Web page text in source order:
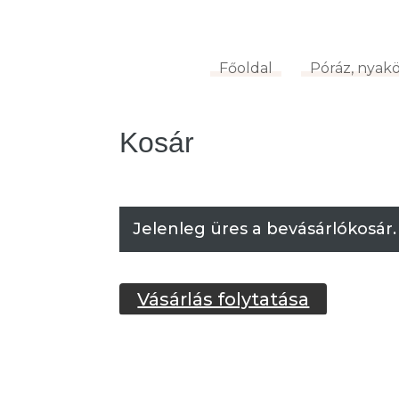
Főoldal Póráz,
Kosár
Jelenleg üres a bevásárlókosár.
Vásárlás folytatása